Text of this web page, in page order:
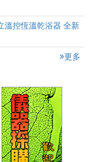
溫控恆溫乾浴器 全新
更多